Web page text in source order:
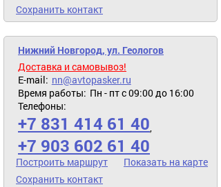
Сохранить контакт
Нижний Новгород, ул. Геологов
Доставка и самовывоз!
E-mail: nn@avtopasker.ru
Время работы: Пн - пт с 09:00 до 16:00
Телефоны:
+7 831 414 61 40,
+7 903 602 61 40
Построить маршрут
Показать на карте
Сохранить контакт